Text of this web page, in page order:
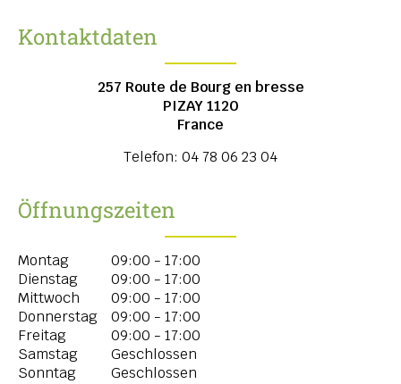
Kontaktdaten
257 Route de Bourg en bresse
PIZAY1120
France
Telefon: 04 78 06 23 04
Öffnungszeiten
Montag
09:00 - 17:00
Dienstag
09:00 - 17:00
Mittwoch
09:00 - 17:00
Donnerstag
09:00 - 17:00
Freitag
09:00 - 17:00
Samstag
Geschlossen
Sonntag
Geschlossen